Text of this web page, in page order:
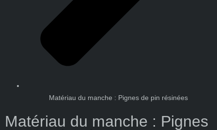
Matériau du manche : Pignes de pin résinées
Matériau du manche : Pignes